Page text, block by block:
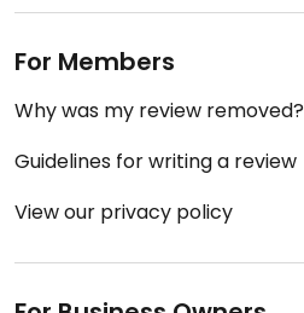
For Members
Why was my review removed?
Guidelines for writing a review
View our privacy policy